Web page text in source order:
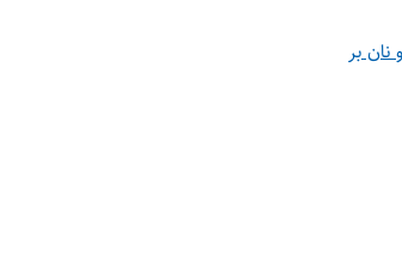
نان بر